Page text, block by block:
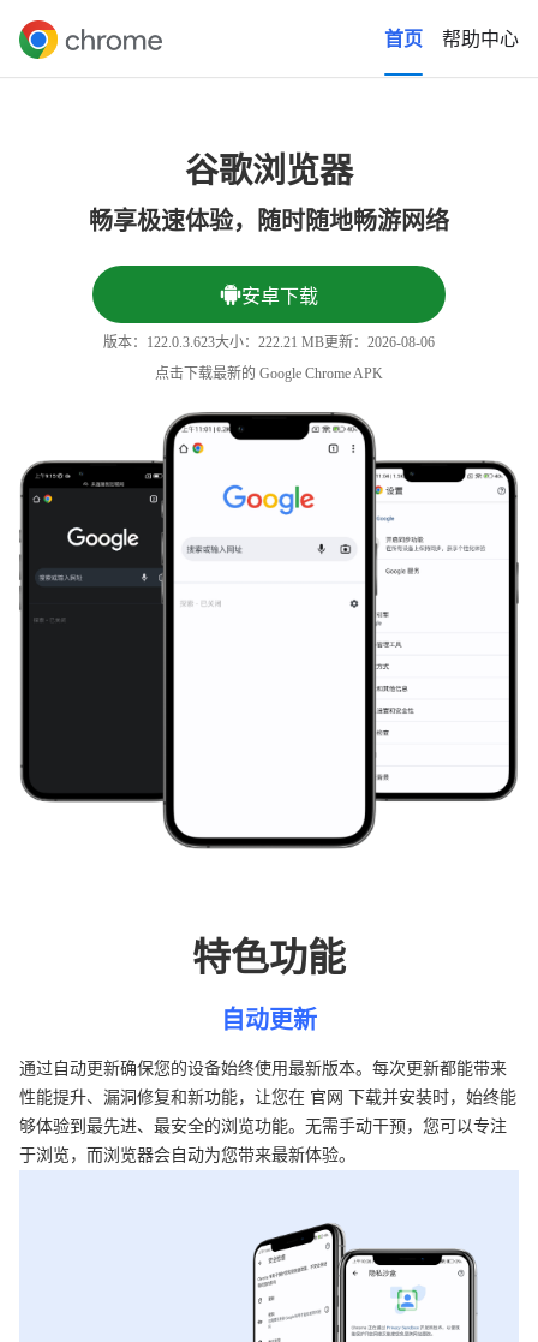
首页 帮助中心
谷歌浏览器
畅享极速体验，随时随地畅游网络
安卓下载
版本： 122.0.3.623大小： 222.21 MB更新：2026-08-06
点击下载最新的 Google Chrome APK
特色功能
自动更新
通过自动更新确保您的设备始终使用最新版本。每次更新都能带来
性能提升、漏洞修复和新功能，让您在 官网 下载并安装时，始终能
够体验到最先进、最安全的浏览功能。无需手动干预，您可以专注
于浏览，而浏览器会自动为您带来最新体验。